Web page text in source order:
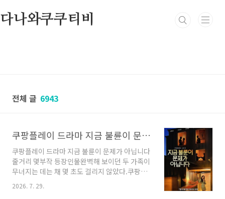
다나와쿠쿠티비
전체 글 6943
쿠팡플레이 드라마 지금 불륜이 문제가 아닙니다 줄거리 몇부작 등장인물
쿠팡플레이 드라마 지금 불륜이 문제가 아닙니다
줄거리 몇부작 등장인물완벽해 보이던 두 가족이
무너지는 데는 채 몇 초도 걸리지 않았다.쿠팡플
레이가 야심 차게 준비한 신작 시리즈 가 2026년
7월 31일 금요일 저녁 8시, 드디어 공개 됩니다.
2026. 7. 29.